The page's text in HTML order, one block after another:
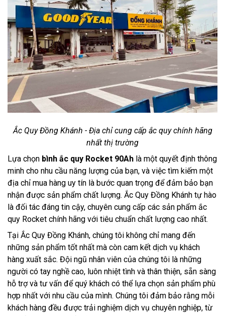
Ắc Quy Đồng Khánh - Địa chỉ cung cấp ắc quy chính hãng
nhất thị trường
Lựa chọn bình ắc quy Rocket 90Ah là một quyết định thông
minh cho nhu cầu năng lượng của bạn, và việc tìm kiếm một
địa chỉ mua hàng uy tín là bước quan trọng để đảm bảo bạn
nhận được sản phẩm chất lượng. Ắc Quy Đồng Khánh tự hào
là đối tác đáng tin cậy, chuyên cung cấp các sản phẩm ắc
quy Rocket chính hãng với tiêu chuẩn chất lượng cao nhất.
Tại Ắc Quy Đồng Khánh, chúng tôi không chỉ mang đến
những sản phẩm tốt nhất mà còn cam kết dịch vụ khách
hàng xuất sắc. Đội ngũ nhân viên của chúng tôi là những
người có tay nghề cao, luôn nhiệt tình và thân thiện, sẵn sàng
hỗ trợ và tư vấn để quý khách có thể lựa chọn sản phẩm phù
hợp nhất với nhu cầu của mình. Chúng tôi đảm bảo rằng mỗi
khách hàng đều được trải nghiệm dịch vụ chuyên nghiệp, từ